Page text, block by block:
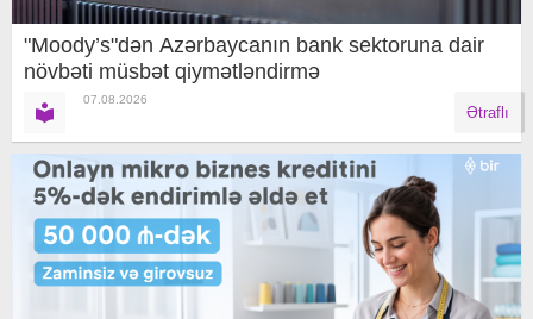
"Moody’s"dən Azərbaycanın bank sektoruna dair
növbəti müsbət qiymətləndirmə
07.08.2026
Ətraflı